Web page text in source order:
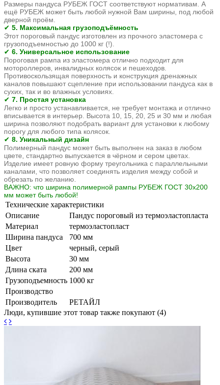
Размеры пандуса РУБЕЖ ГОСТ соответствуют нормативам. А
ещё РУБЕЖ может быть любой нужной Вам ширины, под любой
дверной проём.
✔ 5. Максимальная грузоподъёмность
Этот пороговый пандус изготовлен из прочного эластомера с
грузоподъемностью до 1000 кг (!).
✔ 6. Универсальное использование
Пороговая рампа из эластомера отлично подходит для
мотороллеров, инвалидных колясок и пешеходов.
Противоскользящая поверхность и конструкция дренажных
каналов повышают сцепление при использовании пандуса как в
сухих, так и во влажных условиях.
✔ 7. Простая установка
Легко и просто устанавливается, не требует монтажа и отлично
вписывается в интерьер. Высота 10, 15, 20, 25 и 30 мм и любая
ширина позволяют подобрать вариант для установки к любому
порогу для любого типа колясок.
✔ 8. Уникальный дизайн
Полимерный пандус может быть выполнен на заказ в любом
цвете, стандартно выпускается в чёрном и сером цветах.
Изделие имеет ровную форму треугольника с параллельными
каналами, что позволяет соединять изделия между собой и
обрезать по желанию.
ВАЖНО: что ширина полимерной рампы РУБЕЖ ГОСТ 30х200
мм может быть любой!
Технические характеристики
Описание
Пандус пороговый из термоэластопласта
Материал
термоэластопласт
Ширина пандуса
700 мм
Цвет
черный, серый
Высота
30 мм
Длина ската
200 мм
Грузоподъемность 1000 кг
Производство
Производитель
РЕТАЙЛ
Люди, купившие этот товар также покупают (4)